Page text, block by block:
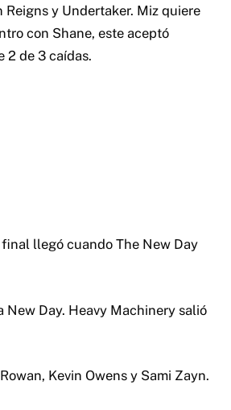
y Undertaker. Miz quiere
con Shane, este aceptó
2 de 3 caídas.
llegó cuando The New Day
New Day. Heavy Machinery salió
Kevin Owens y Sami Zayn.